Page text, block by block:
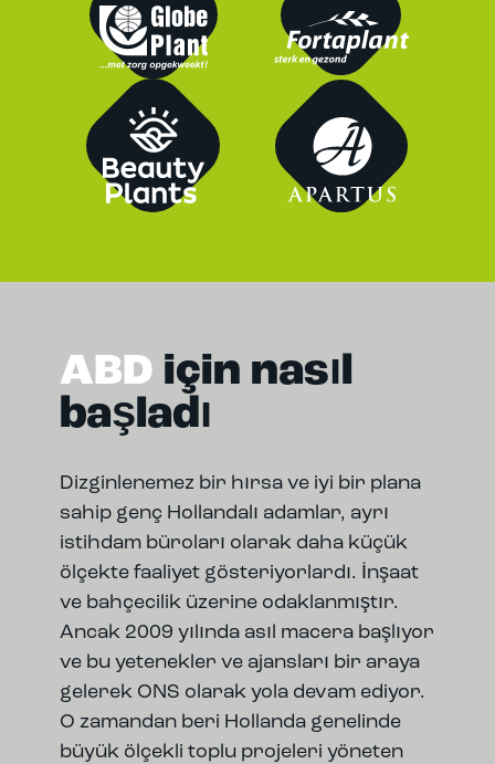
ABD için nasıl
başladı
Dizginlenemez bir hırsa ve iyi bir plana
sahip genç Hollandalı adamlar, ayrı
istihdam büroları olarak daha küçük
ölçekte faaliyet gösteriyorlardı. İnşaat
ve bahçecilik üzerine odaklanmıştır.
Ancak 2009 yılında asıl macera başlıyor
ve bu yetenekler ve ajansları bir araya
gelerek ONS olarak yola devam ediyor.
O zamandan beri Hollanda genelinde
büyük ölçekli toplu projeleri yöneten